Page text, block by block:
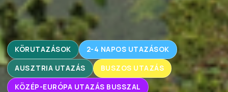
KÖRUTAZÁSOK 2-4 NAPOS UTAZÁSOK
AUSZTRIA UTAZÁS BUSZOS UTAZÁS
KÖZÉP-EURÓPA UTAZÁS BUSSZAL